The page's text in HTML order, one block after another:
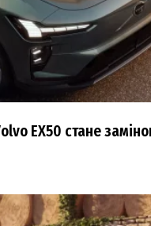
EX50 стане